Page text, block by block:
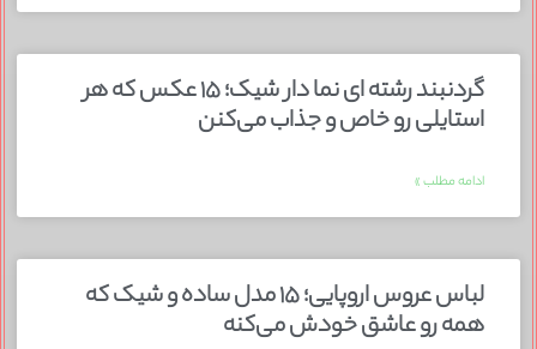
گردنبند رشته ای نما دار شیک؛ ۱۵ عکس که هر
استایلی رو خاص و جذاب می‌کنن
ادامه مطلب »
لباس عروس اروپایی؛ ۱۵ مدل ساده و شیک که
همه رو عاشق خودش می‌کنه